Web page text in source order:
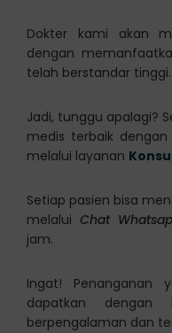
Dokter kami akan
dengan
telah berstandar tinggi.
Jadi, tunggu apalagi?
medis terbaik
melalui layanan
Setiap pasien bisa
melalui Chat
jam.
Ingat! Penanganan
dapatkan
berpengalaman dan